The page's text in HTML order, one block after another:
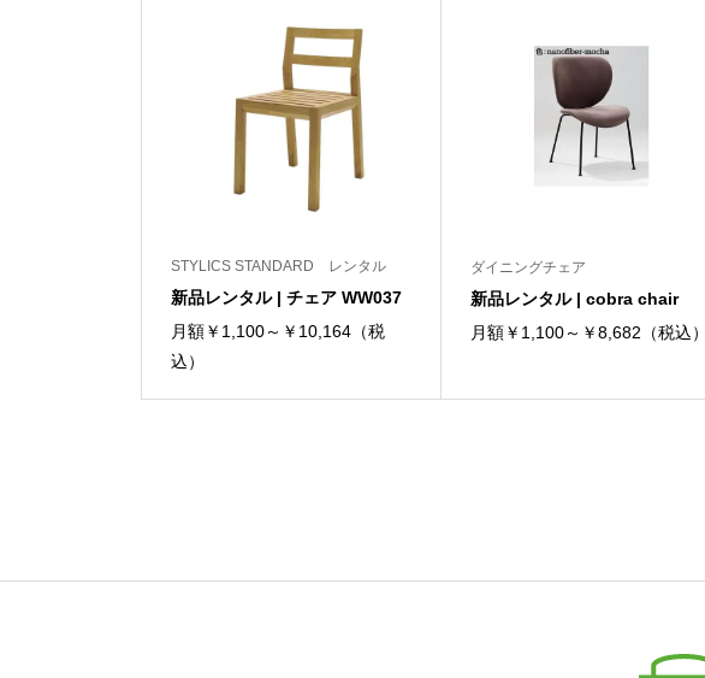
STYLICS STANDARD レンタル
新品レンタル | チェア WW037
月額￥1,100～￥10,164（税
込）
ダイニングチェア
新品レンタル | cobra chair
月額￥1,100～￥8,682（税込）